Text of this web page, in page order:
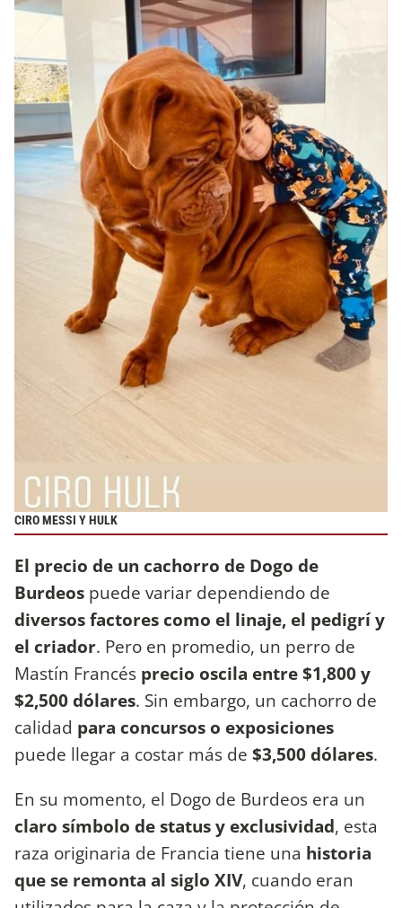
CIRO MESSI Y HULK
El precio de un cachorro de Dogo de
Burdeos puede variar dependiendo de
diversos factores como el linaje, el pedigrí y
el criador. Pero en promedio, un perro de
Mastín Francés precio oscila entre $1,800 y
$2,500 dólares. Sin embargo, un cachorro de
calidad para concursos o exposiciones
puede llegar a costar más de $3,500 dólares.
En su momento, el Dogo de Burdeos era un
claro símbolo de status y exclusividad, esta
raza originaria de Francia tiene una historia
que se remonta al siglo XIV, cuando eran